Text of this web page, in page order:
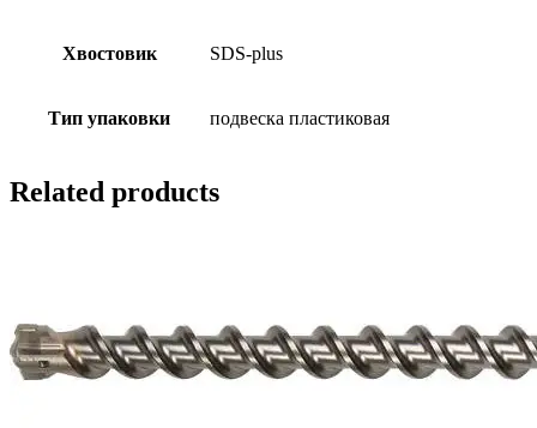
Хвостовик SDS-plus
Тип упаковки подвеска пластиковая
Related products